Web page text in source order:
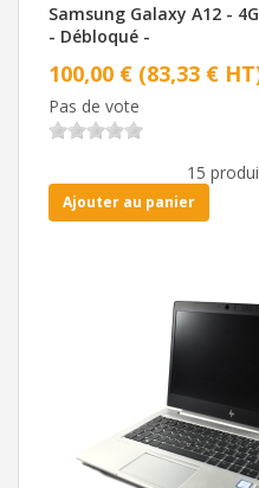
Samsung Galaxy A12 -
- Débloqué -
100,00 € (83,33 €
Pas de vote
15
Ajouter au panier